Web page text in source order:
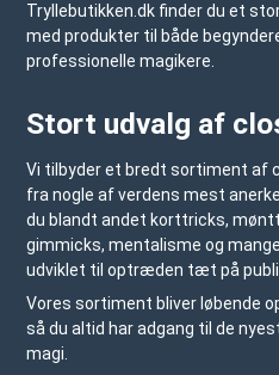
Tryllebutikken.dk finder du et
med produkter til både
professionelle magikere.
Stort udvalg af
Vi tilbyder et bredt sortiment af
fra nogle af verdens mest
du blandt andet korttricks,
gimmicks, mentalisme og
udviklet til optræden tæt på
Vores sortiment bliver løbende
så du altid har adgang til de
magi.